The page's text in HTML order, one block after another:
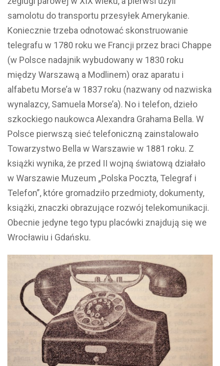
samolotu do transportu przesyłek Amerykanie.
Koniecznie trzeba odnotować skonstruowanie
telegrafu w 1780 roku we Francji przez braci Chappe
(w Polsce nadajnik wybudowany w 1830 roku
między Warszawą a Modlinem) oraz aparatu i
alfabetu Morse’a w 1837 roku (nazwany od nazwiska
wynalazcy, Samuela Morse’a). No i telefon, dzieło
szkockiego naukowca Alexandra Grahama Bella. W
Polsce pierwszą sieć telefoniczną zainstalowało
Towarzystwo Bella w Warszawie w 1881 roku. Z
książki wynika, że przed II wojną światową działało
w Warszawie Muzeum „Polska Poczta, Telegraf i
Telefon”, które gromadziło przedmioty, dokumenty,
książki, znaczki obrazujące rozwój telekomunikacji.
Obecnie jedyne tego typu placówki znajdują się we
Wrocławiu i Gdańsku.